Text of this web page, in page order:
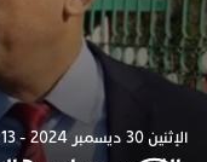
الإثنين 30 ديسمبر 2024 - 6:13